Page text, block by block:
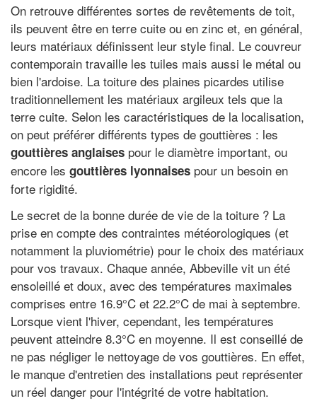
On retrouve différentes sortes de revêtements de toit,
ils peuvent être en terre cuite ou en zinc et, en général,
leurs matériaux définissent leur style final. Le couvreur
contemporain travaille les tuiles mais aussi le métal ou
bien l'ardoise. La toiture des plaines picardes utilise
traditionnellement les matériaux argileux tels que la
terre cuite. Selon les caractéristiques de la localisation,
on peut préférer différents types de gouttières : les
gouttières anglaises pour le diamètre important, ou
encore les gouttières lyonnaises pour un besoin en
forte rigidité.
Le secret de la bonne durée de vie de la toiture ? La
prise en compte des contraintes météorologiques (et
notamment la pluviométrie) pour le choix des matériaux
pour vos travaux. Chaque année, Abbeville vit un été
ensoleillé et doux, avec des températures maximales
comprises entre 16.9°C et 22.2°C de mai à septembre.
Lorsque vient l'hiver, cependant, les températures
peuvent atteindre 8.3°C en moyenne. Il est conseillé de
ne pas négliger le nettoyage de vos gouttières. En effet,
le manque d'entretien des installations peut représenter
un réel danger pour l'intégrité de votre habitation.